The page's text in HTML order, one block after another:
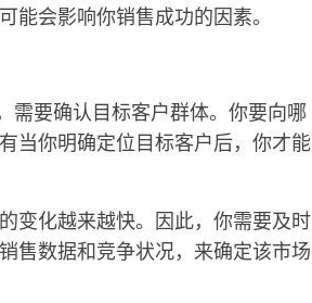
能会影响你销售成功的因素。
需要确认目标客户群体。你要向哪
当你明确定位目标客户后，你才能
变化越来越快。因此，你需要及时
售数据和竞争状况，来确定该市场